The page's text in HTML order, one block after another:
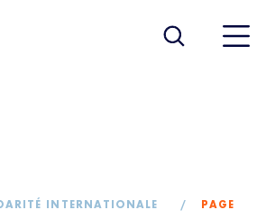
INTERNATIONALE /
PAGE